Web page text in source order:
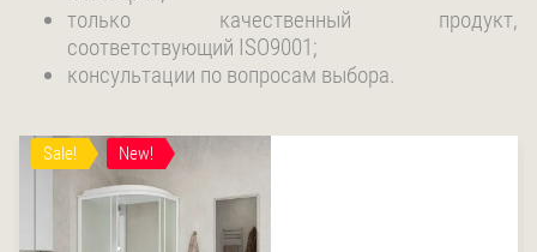
только качественный продукт,
соответствующий ISO9001;
консультации по вопросам выбора.
Sale! New!